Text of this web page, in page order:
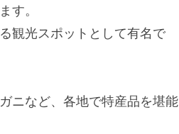
す。
観光スポットとして有名で
ニなど、各地で特産品を堪能